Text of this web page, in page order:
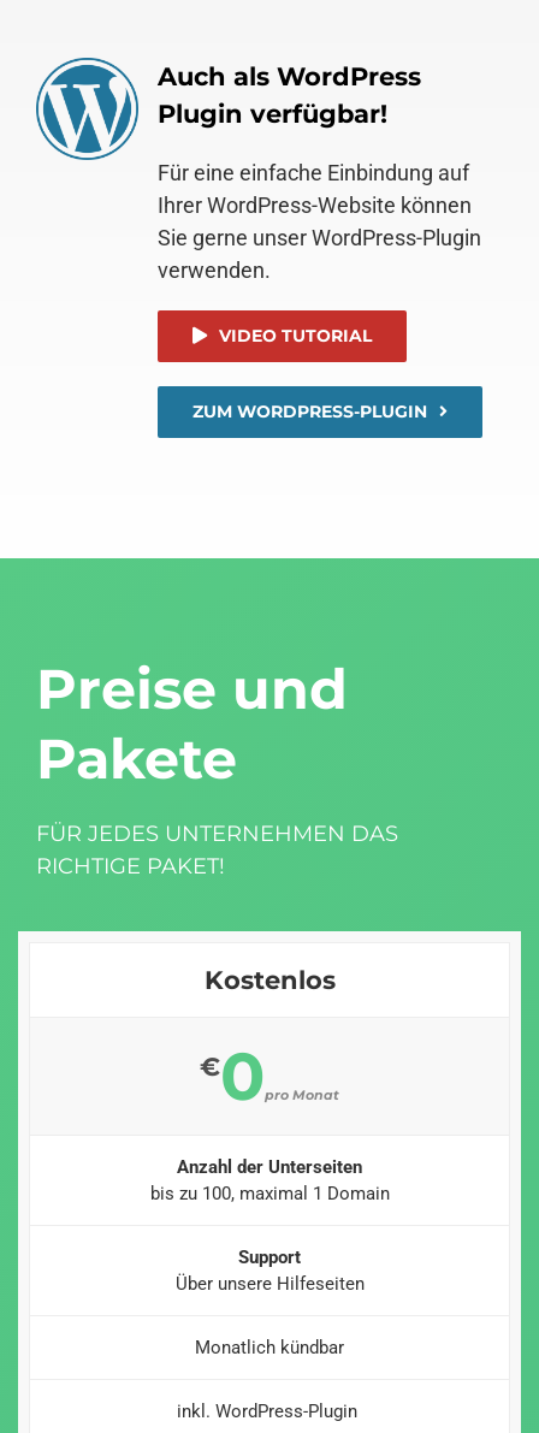
Auch als WordPress
Plugin verfügbar!
Für eine einfache Einbindung auf
Ihrer WordPress-Website können
Sie gerne unser WordPress-Plugin
verwenden.
VIDEO TUTORIAL
ZUM WORDPRESS-PLUGIN
Preise und
Pakete
FÜR JEDES UNTERNEHMEN DAS
RICHTIGE PAKET!
Kostenlos
€0pro Monat
Anzahl der Unterseiten
bis zu 100, maximal 1 Domain
Support
Über unsere Hilfeseiten
Monatlich kündbar
inkl. WordPress-Plugin